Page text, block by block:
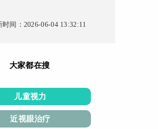
时间：2026-06-04 13:32:11
大家都在搜
儿童视力
近视眼治疗